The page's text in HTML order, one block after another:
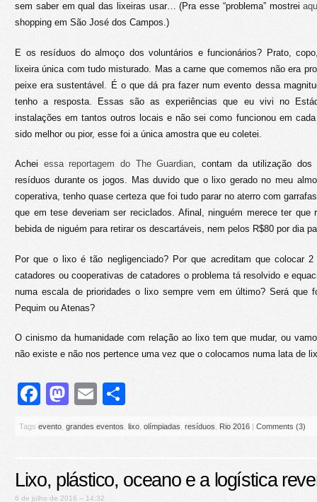
sem saber em qual das lixeiras usar… (Pra esse “problema” mostrei
shopping em São José dos Campos.)
E os resíduos do almoço dos voluntários e funcionários? Prato,
lixeira única com tudo misturado. Mas a carne que comemos não era
peixe era sustentável. É o que dá pra fazer num evento dessa
tenho a resposta. Essas são as experiências que eu vivi no
instalações em tantos outros locais e não sei como funcionou em
sido melhor ou pior, esse foi a única amostra que eu coletei.
Achei essa reportagem do The Guardian, contam da utilização dos
resíduos durante os jogos. Mas duvido que o lixo gerado no meu
coperativa, tenho quase certeza que foi tudo parar no aterro com
que em tese deveriam ser reciclados. Afinal, ninguém merece ter
bebida de niguém para retirar os descartáveis, nem pelos R$80 por dia
Por que o lixo é tão negligenciado? Por que acreditam que colocar
catadores ou cooperativas de catadores o problema tá resolvido e
numa escala de prioridades o lixo sempre vem em último? Será que
Pequim ou Atenas?
O cinismo da humanidade com relação ao lixo tem que mudar, ou
não existe e não nos pertence uma vez que o colocamos numa lata de
Facebook
Mastodon
Email
Tags evento, grandes eventos, lixo, olímpiadas, resíduos, Rio 2016 Comments (3)
Lixo, plástico, oceano e a logística
6 de julho de 2016 – 14:32